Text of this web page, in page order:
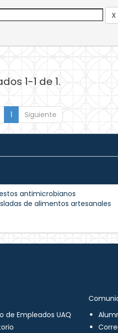
1-1 de 1.
1 Siguiente
antimicrobianos
de alimentos artesanales
de Empleados UAQ